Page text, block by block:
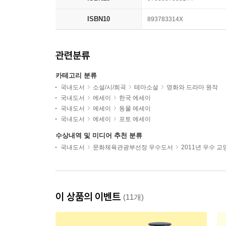
ISBN10 893783314X
관련분류
카테고리 분류
국내도서 소설/시/희곡 테마소설
영화와 드라마 원작
국내도서
에세이
한국 에세이
국내도서
에세이
동물 에세이
국내도서
에세이 포토 에세이
수상내역 및 미디어 추천 분류
국내도서 문화체육관광부선정 우수도서 2011년 우수 교
이 상품의 이벤트 (11개)